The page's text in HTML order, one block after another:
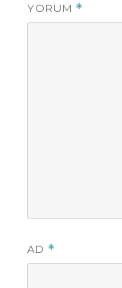
YORUM *
AD *